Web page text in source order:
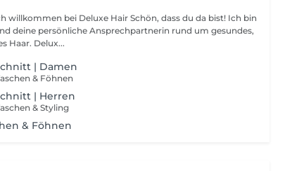
willkommen bei Deluxe Hair Schön, dass du da bist! Ich bin
deine persönliche Ansprechpartnerin rund um gesundes,
Haar. Delux...
| Damen
& Föhnen
| Herren
& Styling
& Föhnen